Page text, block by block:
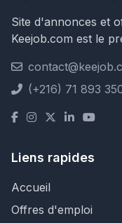
Site d'annonces et
Keejob.com est le
(+216) 71 893
Liens rapides
Accueil
Offres d'emploi